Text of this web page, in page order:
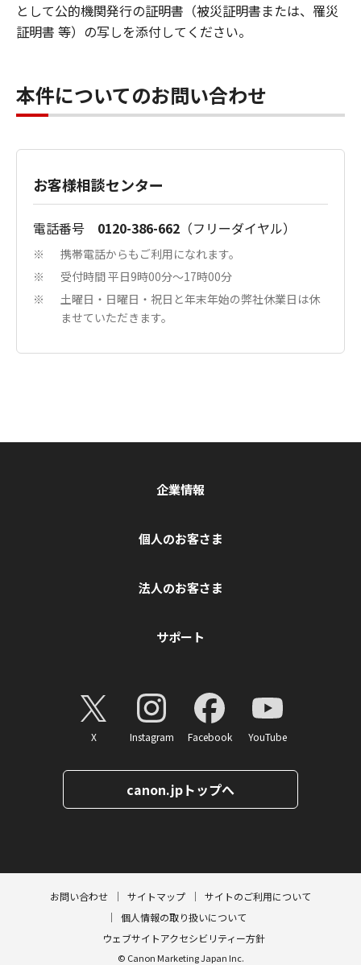
として公的機関発行の証明書（被災証明書または、罹災
証明書 等）の写しを添付してください。
本件についてのお問い合わせ
お客様相談センター
電話番号 0120-386-662 （フリーダイヤル）
※ 携帯電話からもご利用になれます。
※ 受付時間 平日9時00分〜17時00分
※
土曜日・日曜日・祝日と年末年始の弊社休業日は休
ませていただきます。
企業情報
個人のお客さま
法人のお客さま
サポート
X Instagram Facebook YouTube
canon.jpトップへ
お問い合わせ サイトマップ
サイトのご利用について
個人情報の取り扱いについて
ウェブサイトアクセシビリティー方針
© Canon Marketing Japan Inc.